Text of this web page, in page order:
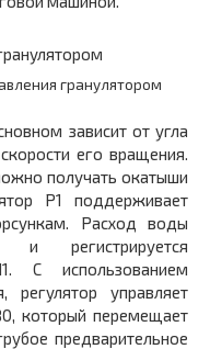
гранулятором
зависит от угла
его вращения.
получать окатыши
Р1 поддерживает
Расход воды
регистрируется
С использованием
регулятор управляет
который перемещает
предварительное